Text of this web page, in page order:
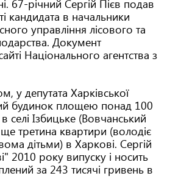
67-річний Сергій Пієв подав
кандидата в начальники
управління лісового та
Документ
Національного агентства з
у депутата Харківської
будинок площею понад 100
селі Ізбицьке (Вовчанський
третина квартири (володіє
дітьми) в Харкові. Сергій
2010 року випуску і носить
за 243 тисячі гривень в